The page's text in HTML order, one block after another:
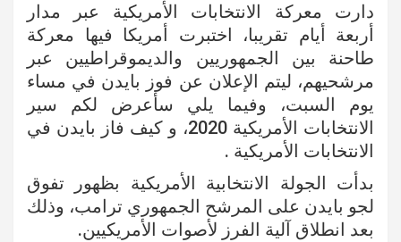
دارت معركة الانتخابات الأمريكية عبر مدار
أربعة أيام تقريبا، اختبرت أمريكا فيها معركة
طاحنة بين الجمهوريين والديموقراطيين عبر
مرشحيهم، ليتم الإعلان عن فوز بايدن في مساء
يوم السبت، وفيما يلي سأعرض لكم سير
الانتخابات الأمريكية 2020، و كيف فاز بايدن في
الانتخابات الأمريكية .
بدأت الجولة الانتخابية الأمريكية بظهور تفوق
لجو بايدن على المرشح الجمهوري ترامب، وذلك
بعد انطلاق آلية الفرز لأصوات الأمريكيين.